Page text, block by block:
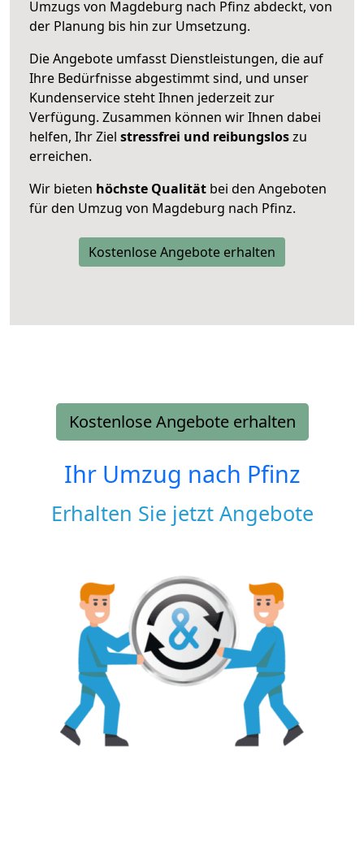
Umzugs von Magdeburg nach Pfinz abdeckt, von
der Planung bis hin zur Umsetzung.
Die Angebote umfasst Dienstleistungen, die auf
Ihre Bedürfnisse abgestimmt sind, und unser
Kundenservice steht Ihnen jederzeit zur
Verfügung. Zusammen können wir Ihnen dabei
helfen, Ihr Ziel stressfrei und reibungsloszu
erreichen.
Wir bieten höchste Qualität bei den Angeboten
für den Umzug von Magdeburg nach Pfinz.
Kostenlose Angebote erhalten
Kostenlose Angebote erhalten
Ihr Umzug nach Pfinz
Erhalten Sie jetzt Angebote